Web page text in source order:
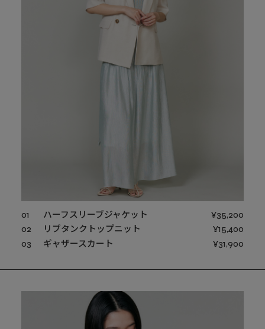
01 ハーフスリーブジャケット
¥35,200
02
リブタンクトップニット
¥15,400
03
ギャザースカート ¥31,900